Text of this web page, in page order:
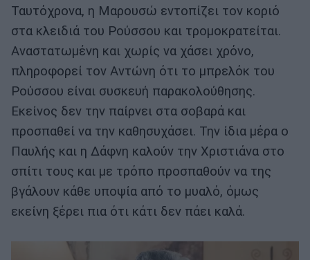
Ταυτόχρονα, η Μαρουσώ εντοπίζει τον κοριό
στα κλειδιά του Ρούσσου και τρομοκρατείται.
Αναστατωμένη και χωρίς να χάσει χρόνο,
πληροφορεί τον Αντώνη ότι το μπρελόκ του
Ρούσσου είναι συσκευή παρακολούθησης.
Εκείνος δεν την παίρνει στα σοβαρά και
προσπαθεί να την καθησυχάσει. Την ίδια μέρα ο
Παυλής και η Δάφνη καλούν την Χριστιάνα στο
σπίτι τους και με τρόπο προσπαθούν να της
βγάλουν κάθε υποψία από το μυαλό, όμως
εκείνη ξέρει πια ότι κάτι δεν πάει καλά.